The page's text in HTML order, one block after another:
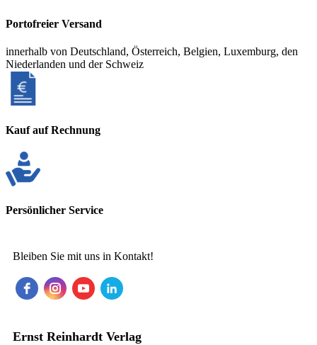
Portofreier Versand
innerhalb von Deutschland, Österreich, Belgien, Luxemburg, den
Niederlanden und der Schweiz
Kauf auf Rechnung
Persönlicher Service
Bleiben Sie mit uns in Kontakt!
Ernst Reinhardt Verlag